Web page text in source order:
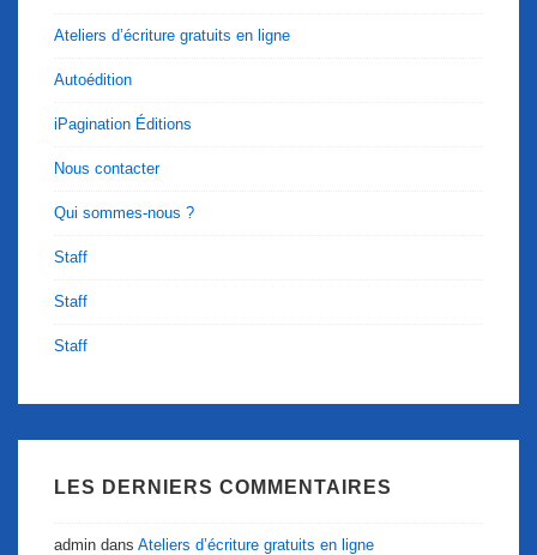
Ateliers d’écriture gratuits en ligne
Autoédition
iPagination Éditions
Nous contacter
Qui sommes-nous ?
Staff
Staff
Staff
LES DERNIERS COMMENTAIRES
admin dans Ateliers d’écriture gratuits en ligne